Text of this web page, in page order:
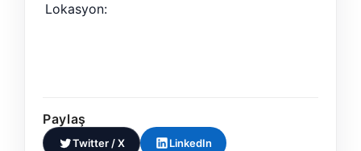
Lokasyon:
Paylaş
Twitter / X LinkedIn